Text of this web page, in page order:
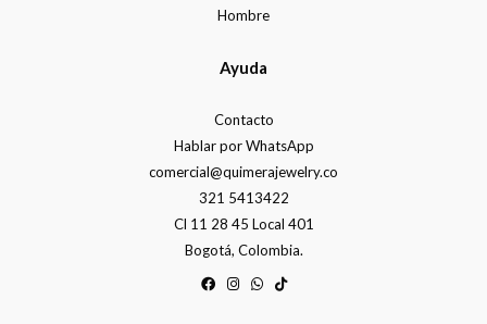
Hombre
Ayuda
Contacto
Hablar por WhatsApp
comercial@quimerajewelry.co
321 5413422
Cl 11 28 45 Local 401
Bogotá, Colombia.